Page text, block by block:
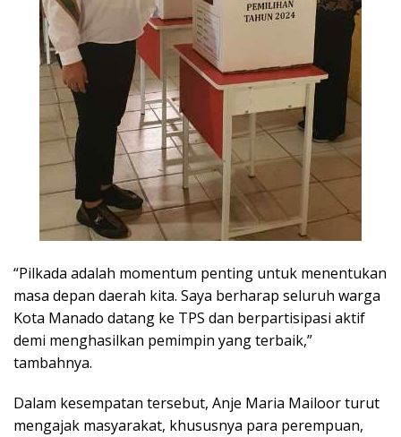
“Pilkada adalah momentum penting untuk menentukan
masa depan daerah kita. Saya berharap seluruh warga
Kota Manado datang ke TPS dan berpartisipasi aktif
demi menghasilkan pemimpin yang terbaik,”
tambahnya.
Dalam kesempatan tersebut, Anje Maria Mailoor turut
mengajak masyarakat, khususnya para perempuan,